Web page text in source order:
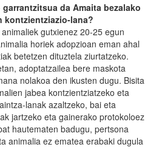
da Amaita bezalako
kontzientziazio-lana?
gutxienez 20-25 egun
horiek adopzioan eman ahal
betetzen dituztela ziurtatzeko.
adoptatzailea bere maskota
nolakoa den ikusten dugu. Bisita
jabea kontzientziatzeko eta
lanak azaltzeko, bai eta
jartzeko eta gainerako protokoloez
hautematen badugu, pertsona
animalia ez ematea erabaki dugula